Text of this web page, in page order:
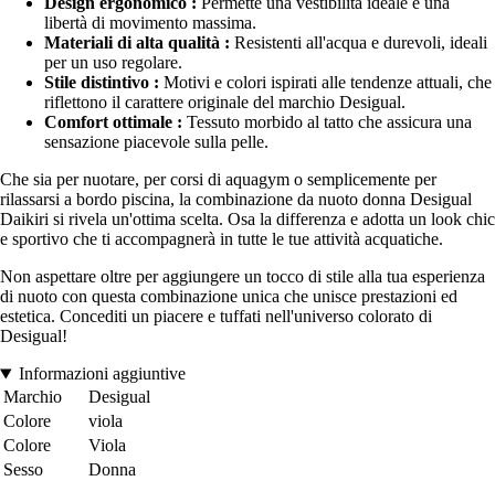
libertà di movimento massima.
Materiali di alta qualità : Resistenti all'acqua e durevoli, ideali
per un uso regolare.
Stile distintivo : Motivi e colori ispirati alle tendenze attuali, che
riflettono il carattere originale del marchio Desigual.
Comfort ottimale : Tessuto morbido al tatto che assicura una
sensazione piacevole sulla pelle.
Che sia per nuotare, per corsi di aquagym o semplicemente per
rilassarsi a bordo piscina, la combinazione da nuoto donna Desigual
Daikiri si rivela un'ottima scelta. Osa la differenza e adotta un look chic
e sportivo che ti accompagnerà in tutte le tue attività acquatiche.
Non aspettare oltre per aggiungere un tocco di stile alla tua esperienza
di nuoto con questa combinazione unica che unisce prestazioni ed
estetica. Concediti un piacere e tuffati nell'universo colorato di
Desigual!
Informazioni aggiuntive
Marchio
Desigual
Colore
viola
Colore
Viola
Sesso
Donna